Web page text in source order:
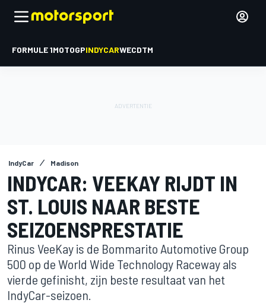
FORMULE 1MOTOGPINDYCARWECDTM
IndyCar Madison
INDYCAR: VEEKAY RIJDT IN
ST. LOUIS NAAR BESTE
SEIZOENSPRESTATIE
Rinus VeeKay is de Bommarito Automotive Group
500 op de World Wide Technology Raceway als
vierde gefinisht, zijn beste resultaat van het
IndyCar-seizoen.